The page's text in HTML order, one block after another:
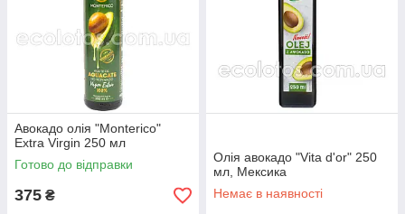
Авокадо олія "Monterico"
Extra Virgin 250 мл
Готово до відправки
375 ₴
Олія авокадо "Vita d'or" 250
мл, Мексика
Немає в наявності